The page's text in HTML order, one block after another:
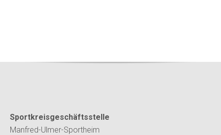
Sportkreisgeschäftsstelle
Manfred-Ulmer-Sportheim